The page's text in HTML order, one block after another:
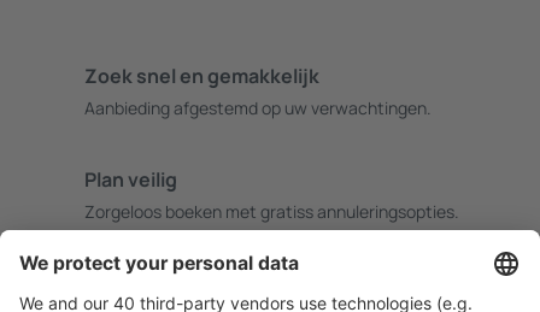
Zoek snel en gemakkelijk
Aanbieding afgestemd op uw verwachtingen.
Plan veilig
Zorgeloos boeken met gratiss annuleringsopties.
Bespaar meer